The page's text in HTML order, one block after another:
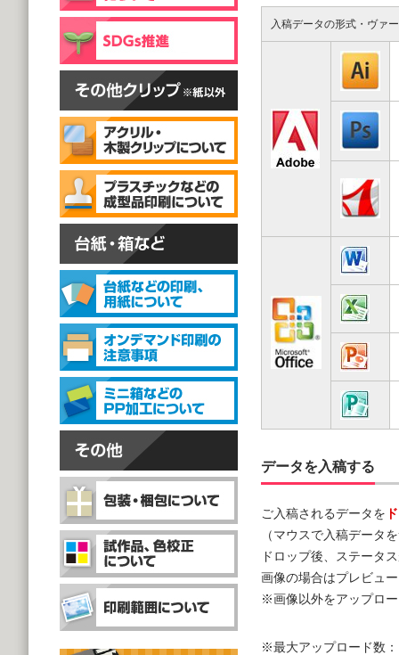
入稿データの形式・ヴァ
データを入稿する
ご入稿されるデータを
（マウスで入稿データ
ドロップ後、ステータ
画像の場合はプレビュ
※画像以外をアップロ
※最大アップロード数
(1,000個 1個あたり)
スタンドクリップ
スタンドクリップ